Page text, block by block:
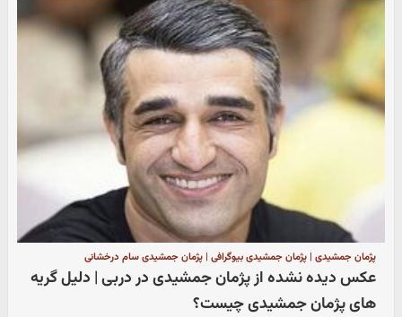
پژمان جمشیدی | پژمان جمشیدی بیوگرافی | پژمان جمشیدی سام درخشانی
عکس دیده نشده از پژمان جمشیدی در دربی | دلیل گریه
های پژمان جمشیدی چیست؟